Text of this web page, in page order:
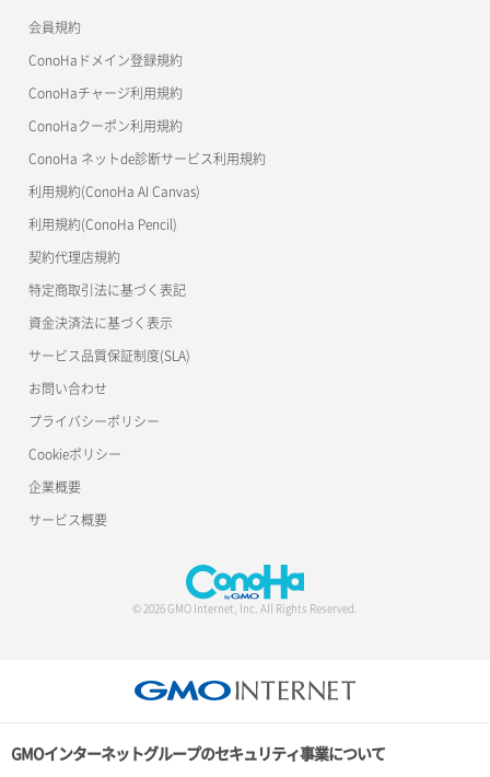
美雲このは徹底ガイド
会員規約
ConoHaドメイン登録規約
ConoHaチャージ利用規約
ConoHaクーポン利用規約
ConoHa ネットde診断サービス利用規約
利用規約(ConoHa AI Canvas)
利用規約(ConoHa Pencil)
契約代理店規約
特定商取引法に基づく表記
資金決済法に基づく表示
サービス品質保証制度(SLA)
お問い合わせ
プライバシーポリシー
Cookieポリシー
企業概要
サービス概要
© 2026 GMO Internet, Inc. All Rights Reserved.
GMOインターネットグループのセキュリティ事業について